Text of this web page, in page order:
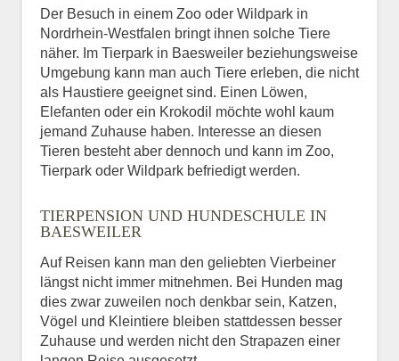
Der Besuch in einem Zoo oder Wildpark in
Nordrhein-Westfalen bringt ihnen solche Tiere
näher. Im Tierpark in Baesweiler beziehungsweise
Umgebung kann man auch Tiere erleben, die nicht
als Haustiere geeignet sind. Einen Löwen,
Elefanten oder ein Krokodil möchte wohl kaum
jemand Zuhause haben. Interesse an diesen
Tieren besteht aber dennoch und kann im Zoo,
Tierpark oder Wildpark befriedigt werden.
TIERPENSION UND HUNDESCHULE IN
BAESWEILER
Auf Reisen kann man den geliebten Vierbeiner
längst nicht immer mitnehmen. Bei Hunden mag
dies zwar zuweilen noch denkbar sein, Katzen,
Vögel und Kleintiere bleiben stattdessen besser
Zuhause und werden nicht den Strapazen einer